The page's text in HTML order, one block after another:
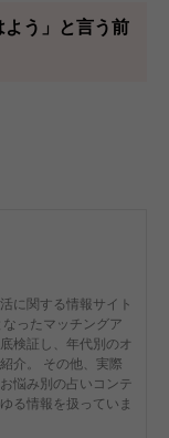
う」と言う前
に関する情報サイト
ったマッチングア
検証し、年代別のオ
介。 その他、実際
悩み別の占いコンテ
る情報を扱っていま